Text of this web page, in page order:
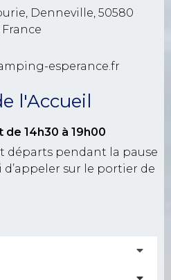
Denneville, 50580
esperance.fr
l'Accueil
de 14h30 à 19h00
départs pendant la pause
sur le portier de